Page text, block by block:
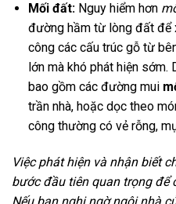
Mối đất:Nguy hiểm hơn
đường hầm từ lòng đất để
công các cấu trúc gỗ từ
lớn mà khó phát hiện sớm.
bao gồm các đường mui
trần nhà, hoặc dọc theo
công thường có vẻ rỗng,
Việc phát hiện và nhận biết
bước đầu tiên quan trọng để